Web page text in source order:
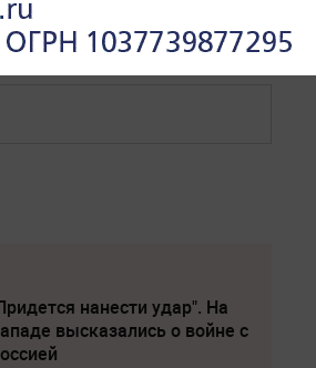
нанести удар". На
высказались о войне с